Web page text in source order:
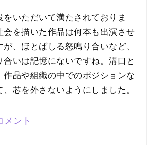
いただいて満たされておりま
会を描いた作品は何本も出演させ
、ほとばしる怒鳴り合いなど、
合いは記憶にないですね。溝口と
作品や組織の中でのポジションな
芯を外さないようにしました。
メント